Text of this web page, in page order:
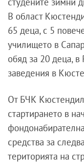
В област
65 деца, с 5
училището в
обяд за 20 деца, в
заведения в
От БЧК
стартирането в
средства за
територията на